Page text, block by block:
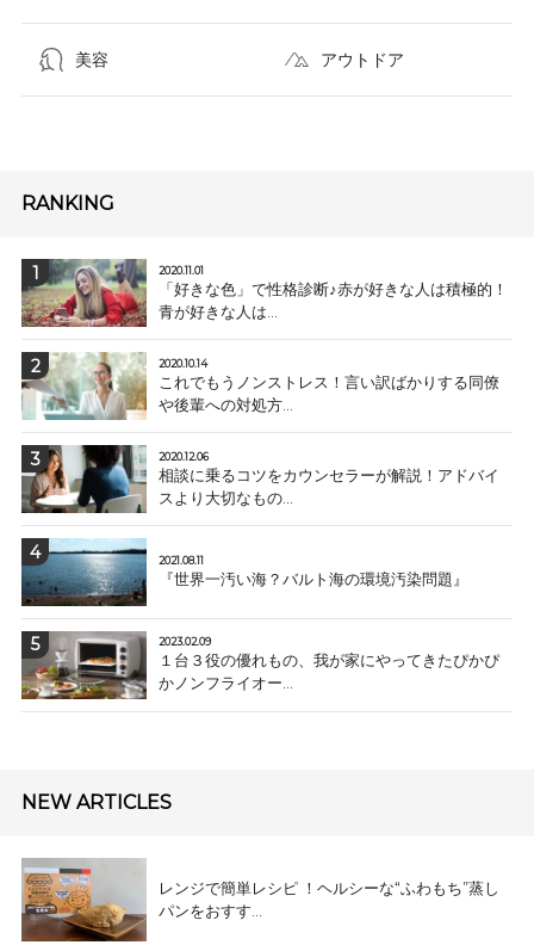
美容 アウトドア
RANKING
2020.11.01
「好きな色」で性格診断♪赤が好きな人は積極的！
青が好きな人は...
2020.10.14
これでもうノンストレス！言い訳ばかりする同僚
や後輩への対処方...
2020.12.06
相談に乗るコツをカウンセラーが解説！アドバイ
スより大切なもの...
2021.08.11
『世界一汚い海？バルト海の環境汚染問題』
2023.02.09
１台３役の優れもの、我が家にやってきたぴかぴ
かノンフライオー...
NEW ARTICLES
レンジで簡単レシピ ！ヘルシーな“ふわもち”蒸し
パンをおすす...